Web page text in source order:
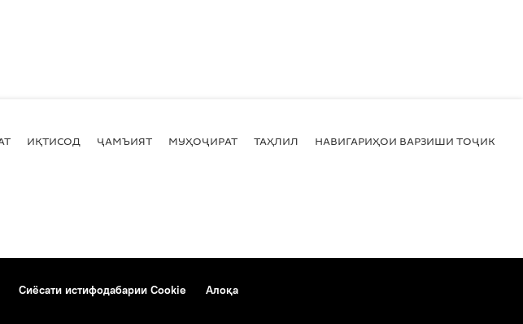
ИҚТИСОД ҶАМЪИЯТ МУҲОҶИРАТ ТАҲЛИЛ НАВИГАРИҲОИ ВАРЗИШИ
Сиёсати истифодабарии Cookie Алоқа